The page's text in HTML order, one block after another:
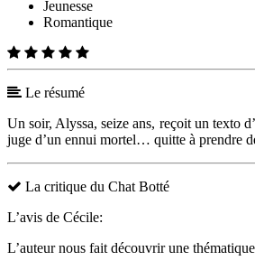
Jeunesse
Romantique
Le résumé
Un soir, Alyssa, seize ans, reçoit un texto
juge d’un ennui mortel… quitte à prendre
La critique du Chat Botté
L’avis de Cécile:
L’auteur nous fait découvrir une